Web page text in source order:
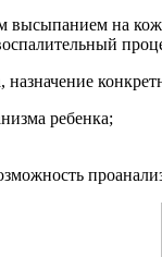
высыпанием на
назначение
ребенка;